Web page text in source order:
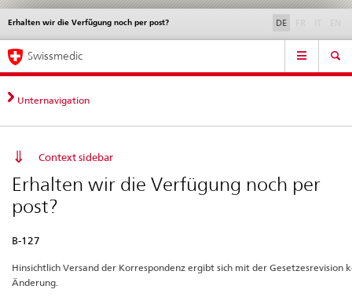
Direktnavigation
News,
Rechtsgrundlagen,
Kontakt
News & Updates Kontakt | Support & Hilfe
Erhalten wir die Verfügung noch per post?
Sprachwahl DE
Service
Hauptnavigation
Swissmedic
Unternavigation
Context sidebar
Erhalten wir die Verfügung noch per
post?
B-127
Hinsichtlich Versand der Korrespondenz ergibt sich mit der Gesetzesrevision
Änderung.